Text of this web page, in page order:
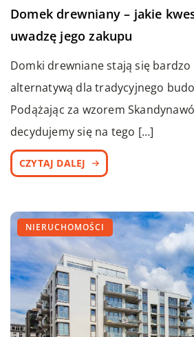
Domek drewniany – jakie
uwadzę jego zakupu
Domki drewniane stają się
alternatywą dla tradycyjnego
Podążając za wzorem
decydujemy się na tego […]
CZYTAJ DALEJ
NIERUCHOMOŚCI